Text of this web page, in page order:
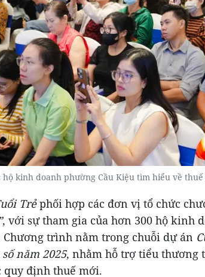
hộ kinh doanh phường Cầu Kiệu tìm hiểu về
Trẻphối hợp các đơn vị tổ chức
, với sự tham gia của hơn 300 hộ kinh
Chương trình nằm trong chuỗi dự án
năm 2025, nhằm hỗ trợ tiểu thương
quy định thuế mới.